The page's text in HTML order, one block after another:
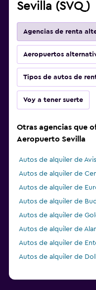
Sevilla (SVQ)
Agencias de renta
Aeropuertos
Tipos de autos de
Voy a tener suerte
Otras agencias que
Aeropuerto Sevilla
Autos de alquiler de
Autos de alquiler de
Autos de alquiler de
Autos de alquiler de
Autos de alquiler de
Autos de alquiler de
Autos de alquiler de
Autos de alquiler de